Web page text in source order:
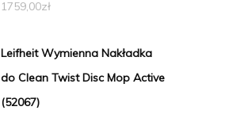
1759,00zł
Leifheit Wymienna Nakładka
do Clean Twist Disc Mop Active
(52067)